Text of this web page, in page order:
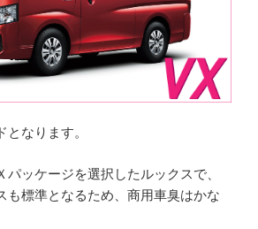
となります。
パッケージを選択したルックスで、
も標準となるため、商用車臭はかな